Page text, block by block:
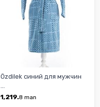
Özdilek синий для мужчин
1,219.8 man